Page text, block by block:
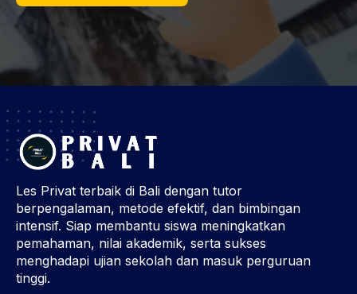
Les Privat terbaik di Bali dengan tutor
berpengalaman, metode efektif, dan bimbingan
intensif. Siap membantu siswa meningkatkan
pemahaman, nilai akademik, serta sukses
menghadapi ujian sekolah dan masuk perguruan
tinggi.